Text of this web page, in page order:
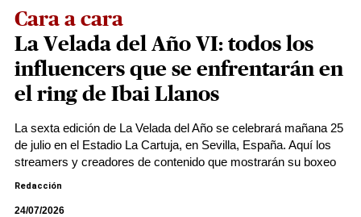
Cara a cara
La Velada del Año VI: todos los
influencers que se enfrentarán en
el ring de Ibai Llanos
La sexta edición de La Velada del Año se celebrará mañana 25
de julio en el Estadio La Cartuja, en Sevilla, España. Aquí los
streamers y creadores de contenido que mostrarán su boxeo
Redacción
24/07/2026